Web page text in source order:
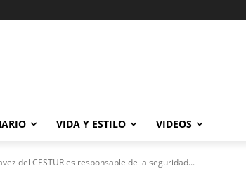
VIDA Y ESTILO VIDEOS
del CESTUR es responsable de la seguridad...